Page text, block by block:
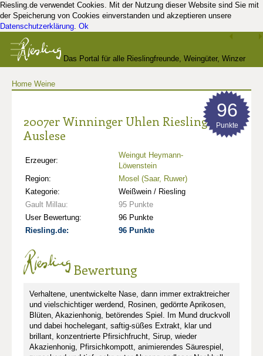
Riesling.de verwendet Cookies. Mit der Nutzung dieser Website sind Sie mit
der Speicherung von Cookies einverstanden und akzeptieren unsere
Datenschutzerklärung. Ok
Das Portal für alle Rieslingfreunde, Weingüter, Winzer
Home Weine
2007er Winninger Uhlen Riesling
Auslese
Erzeuger:
Weingut Heymann-
Löwenstein
Region:
Mosel (Saar, Ruwer)
Kategorie:
Weißwein / Riesling
Gault Millau:
95 Punkte
User Bewertung:
96 Punkte
Riesling.de:
96 Punkte
96
Punkte
Bewertung
Verhaltene, unentwickelte Nase, dann immer extraktreicher
und vielschichtiger werdend, Rosinen, gedörrte Aprikosen,
Blüten, Akazienhonig, betörendes Spiel. Im Mund druckvoll
und dabei hochelegant, saftig-süßes Extrakt, klar und
brillant, konzentrierte Pfirsichfrucht, Sirup, wieder
Akazienhonig, Pfirsichkompott, animierendes Säurespiel,